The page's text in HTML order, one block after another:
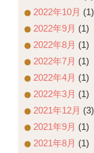
2022年10月 (1)
2022年9月 (1)
2022年8月 (1)
2022年7月 (1)
2022年4月 (1)
2022年3月 (1)
2021年12月 (3)
2021年9月 (1)
2021年8月 (1)